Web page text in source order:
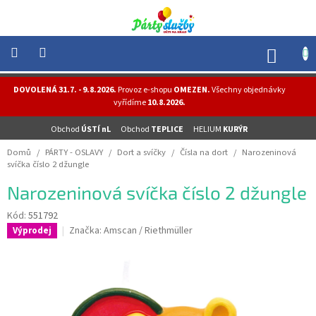
obsah
DOVOLENÁ 31.7. - 9.8.2026.Provoz e-shopu OMEZEN.Všechny objednávky
vyřídíme10.8.2026.
Obchod ÚSTÍ nL Obchod TEPLICE HELIUM KURÝR
NOVINKY
HELIUM
-
OSLAVY
MASKY
-
Domů / PÁRTY - OSLAVY / Dort a svíčky / Čísla na dort / Narozeninová
svíčka číslo 2 džungle
Narozeninová svíčka číslo 2 džungle
Kód: 551792
Výprodej Značka: Amscan / Riethmüller